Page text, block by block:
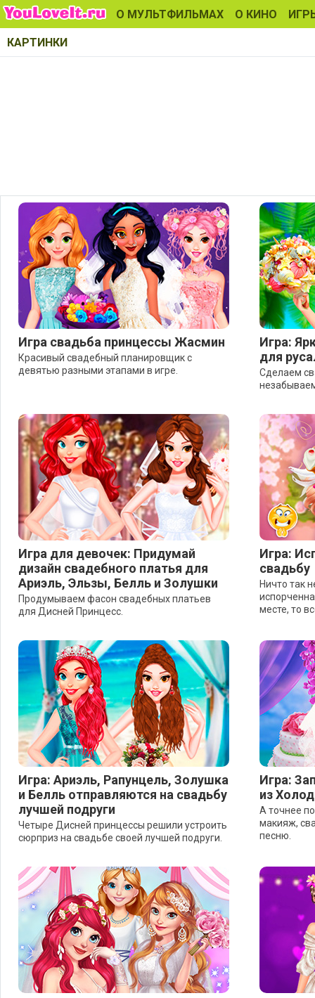
О МУЛЬТФИЛЬМАХ О КИНО
КАРТИНКИ
Игра свадьба принцессы Жасмин
Красивый свадебный планировщик с
девятью разными этапами в игре.
Игра:
для
Сделаем
Игра для девочек: Придумай
дизайн свадебного платья для
Ариэль, Эльзы, Белль и Золушки
Продумываем фасон свадебных платьев
для Дисней Принцесс.
Игра:
свадьбу
Ничто так
месте, то
Игра: Ариэль, Рапунцель, Золушка
и Белль отправляются на свадьбу
лучшей подруги
Четыре Дисней принцессы решили устроить
сюрприз на свадьбе своей лучшей подруги.
Игра:
из
А точнее
макияж,
песню.